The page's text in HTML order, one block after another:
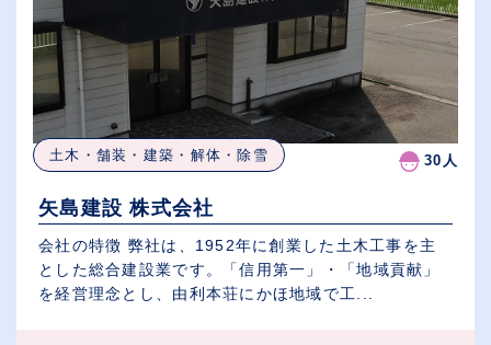
土木・舗装・建築・解体・除雪 30人
矢島建設 株式会社
会社の特徴 弊社は、1952年に創業した土木工事を主
とした総合建設業です。「信用第一」・「地域貢献」
を経営理念とし、由利本荘にかほ地域で工...